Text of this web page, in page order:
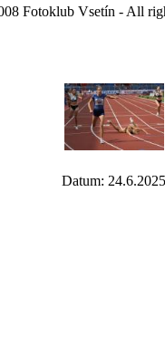
Fotoklub Vsetín - All
Datum: 24.6.2025